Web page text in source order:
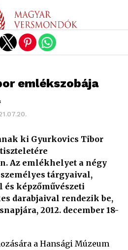
emlékszobája
ki Gyurkovics Tibor
Az emlékhelyet a négy
tárgyaival,
képzőművészeti
darabjaival rendezik be,
2012. december 18-
a Hansági Múzeum
version